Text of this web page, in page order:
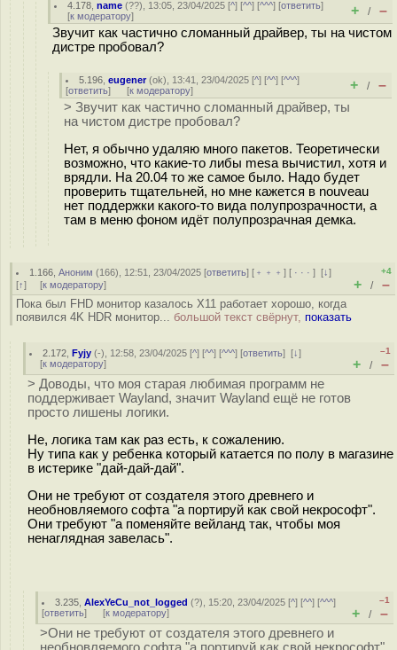
4.178 ,name (??), 13:05, 23/04/2025 [^] [^^] [^^^] [ответить]
[к модератору] + / –
Звучит как частично сломанный драйвер, ты на чистом
дистре пробовал?
5.196 ,eugener(ok), 13:41, 23/04/2025 [^] [^^] [^^^]
[ответить] [к модератору] + / –
> Звучит как частично сломанный драйвер, ты
на чистом дистре пробовал?
Нет, я обычно удаляю много пакетов. Теоретически
возможно, что какие-то либы mesa вычистил, хотя и
врядли. На 20.04 то же самое было. Надо будет
проверить тщательней, но мне кажется в nouveau
нет поддержки какого-то вида полупрозрачности, а
там в меню фоном идёт полупрозрачная демка.
1.166 ,Аноним (166), 12:51, 23/04/2025 [ответить] [ ﹢﹢﹢] [ · · ·][↓]
[↑] [к модератору]
+4
+ / –
Пока был FHD монитор казалось X11 работает хорошо, когда
появился 4K HDR монитор... большой текст свёрнут, показать
2.172 ,Fyjy (-), 12:58, 23/04/2025 [^] [^^] [^^^] [ответить][↓]
[к модератору]
–1
+ / –
> Доводы, что моя старая любимая программ не
поддерживает Wayland, значит Wayland ещё не готов
просто лишены логики.
Не, логика там как раз есть, к сожалению.
Ну типа как у ребенка который катается по полу в магазине
в истерике "дай-дай-дай".
Они не требуют от создателя этого древнего и
необновляемого софта "а портируй как свой некрософт".
Они требуют "а поменяйте вейланд так, чтобы моя
ненаглядная завелась".
3.235 ,AlexYeCu_not_logged (?), 15:20, 23/04/2025 [^] [^^] [^^^]
[ответить] [к модератору]
–1
+ / –
>Они не требуют от создателя этого древнего и